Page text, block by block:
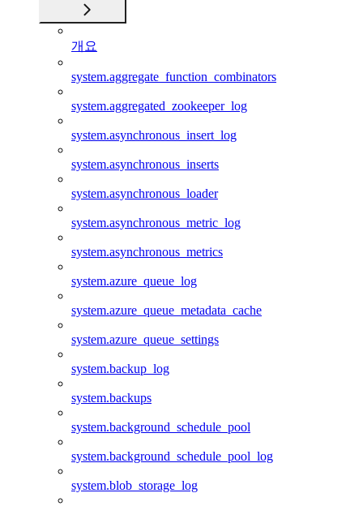
개요
system.aggregate_function_combinators
system.aggregated_zookeeper_log
system.asynchronous_insert_log
system.asynchronous_inserts
system.asynchronous_loader
system.asynchronous_metric_log
system.asynchronous_metrics
system.azure_queue_log
system.azure_queue_metadata_cache
system.azure_queue_settings
system.backup_log
system.backups
system.background_schedule_pool
system.background_schedule_pool_log
system.blob_storage_log